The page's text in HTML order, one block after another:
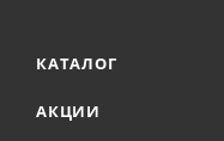
КАТАЛОГ
АКЦИИ